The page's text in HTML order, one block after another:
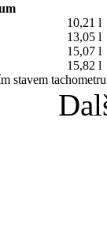
10,21 l
13,05 l
15,07 l
15,82 l
stavem